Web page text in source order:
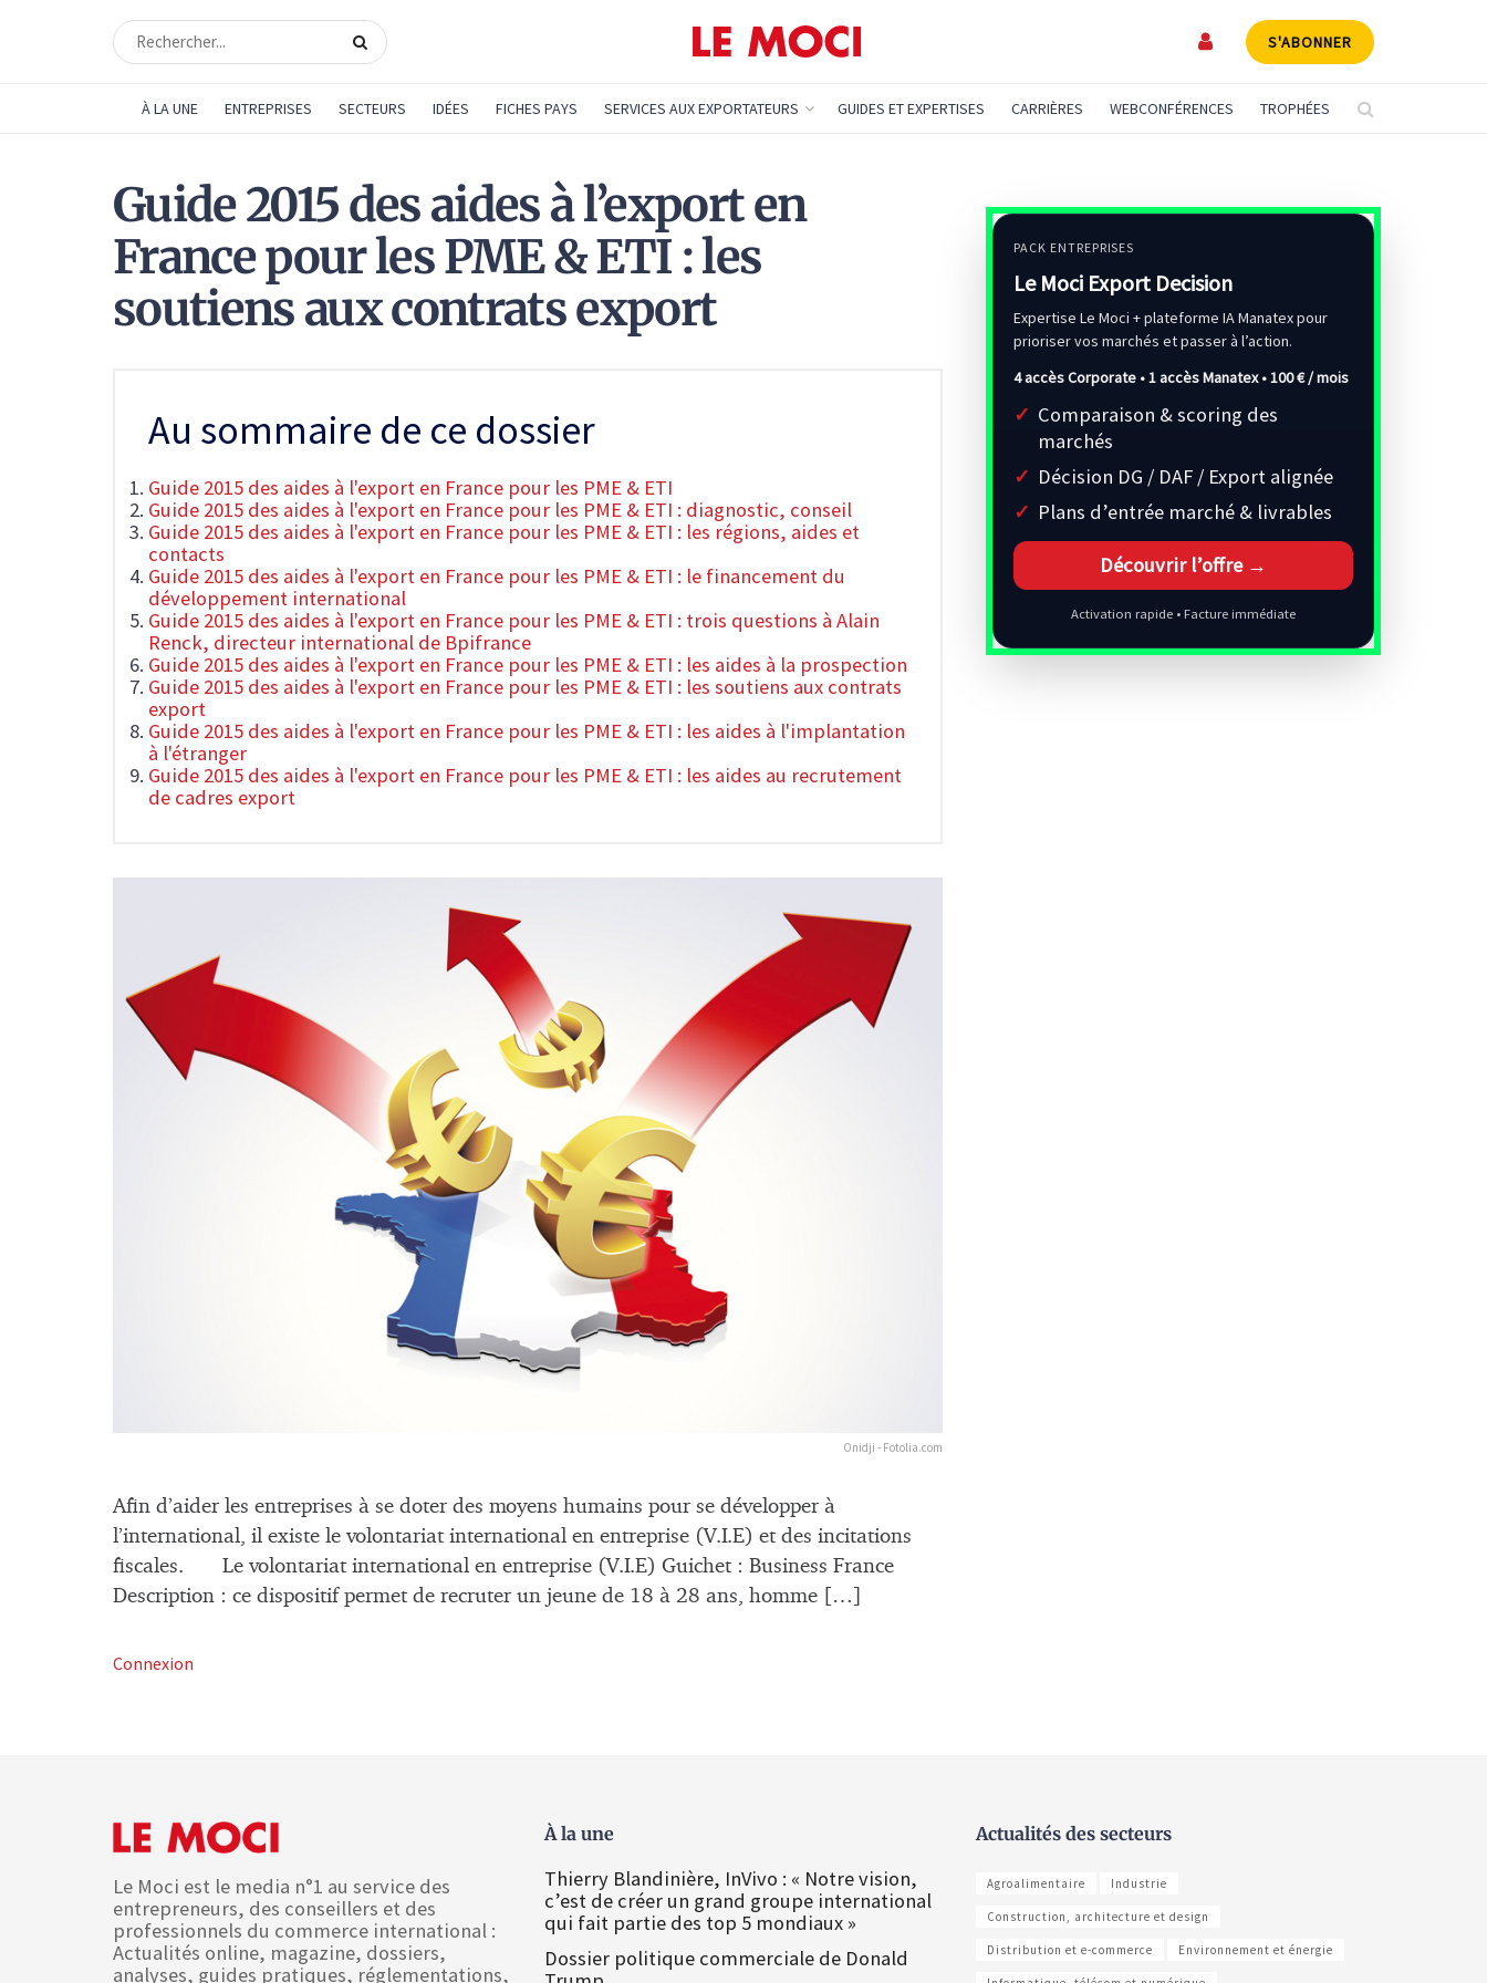
S'ABONNER
À LA UNE ENTREPRISES SECTEURS IDÉES FICHES PAYS SERVICES AUX EXPORTATEURS GUIDES ET EXPERTISES CARRIÈRES WEBCONFÉRENCES TROPHÉES
Guide 2015 des aides à l’export en
France pour les PME & ETI : les
soutiens aux contrats export
Au sommaire de ce dossier
Guide 2015 des aides à l'export en France pour les PME & ETI
Guide 2015 des aides à l'export en France pour les PME & ETI : diagnostic, conseil
Guide 2015 des aides à l'export en France pour les PME & ETI : les régions, aides et
contacts
Guide 2015 des aides à l'export en France pour les PME & ETI : le financement du
développement international
Guide 2015 des aides à l'export en France pour les PME & ETI : trois questions à Alain
Renck, directeur international de Bpifrance
Guide 2015 des aides à l'export en France pour les PME & ETI : les aides à la prospection
Guide 2015 des aides à l'export en France pour les PME & ETI : les soutiens aux contrats
export
Guide 2015 des aides à l'export en France pour les PME & ETI : les aides à l'implantation
à l'étranger
Guide 2015 des aides à l'export en France pour les PME & ETI : les aides au recrutement
de cadres export
Onidji - Fotolia.com
Afin d’aider les entreprises à se doter des moyens humains pour se développer à
l’international, il existe le volontariat international en entreprise (V.I.E) et des incitations
fiscales. Le volontariat international en entreprise (V.I.E) Guichet : Business France
Description : ce dispositif permet de recruter un jeune de 18 à 28 ans, homme […]
Connexion
PACK ENTREPRISES
Le Moci Export Decision
Expertise Le Moci + plateforme IA Manatex pour
prioriser vos marchés et passer à l’action.
4 accès Corporate • 1 accès Manatex •100 € / mois
Comparaison & scoring des
marchés
Décision DG / DAF / Export alignée
Plans d’entrée marché & livrables
Découvrir l’offre →
Activation rapide • Facture immédiate
Le Moci est le media n°1 au service des
entrepreneurs, des conseillers et des
professionnels du commerce international :
Actualités online, magazine, dossiers,
analyses, guides pratiques, réglementations,
À la une
Thierry Blandinière, InVivo : « Notre vision,
c’est de créer un grand groupe international
qui fait partie des top 5 mondiaux »
Dossier politique commerciale de Donald
Actualités des secteurs
Agroalimentaire Industrie
Construction, architecture et design
Distribution et e-commerce Environnement et énergie